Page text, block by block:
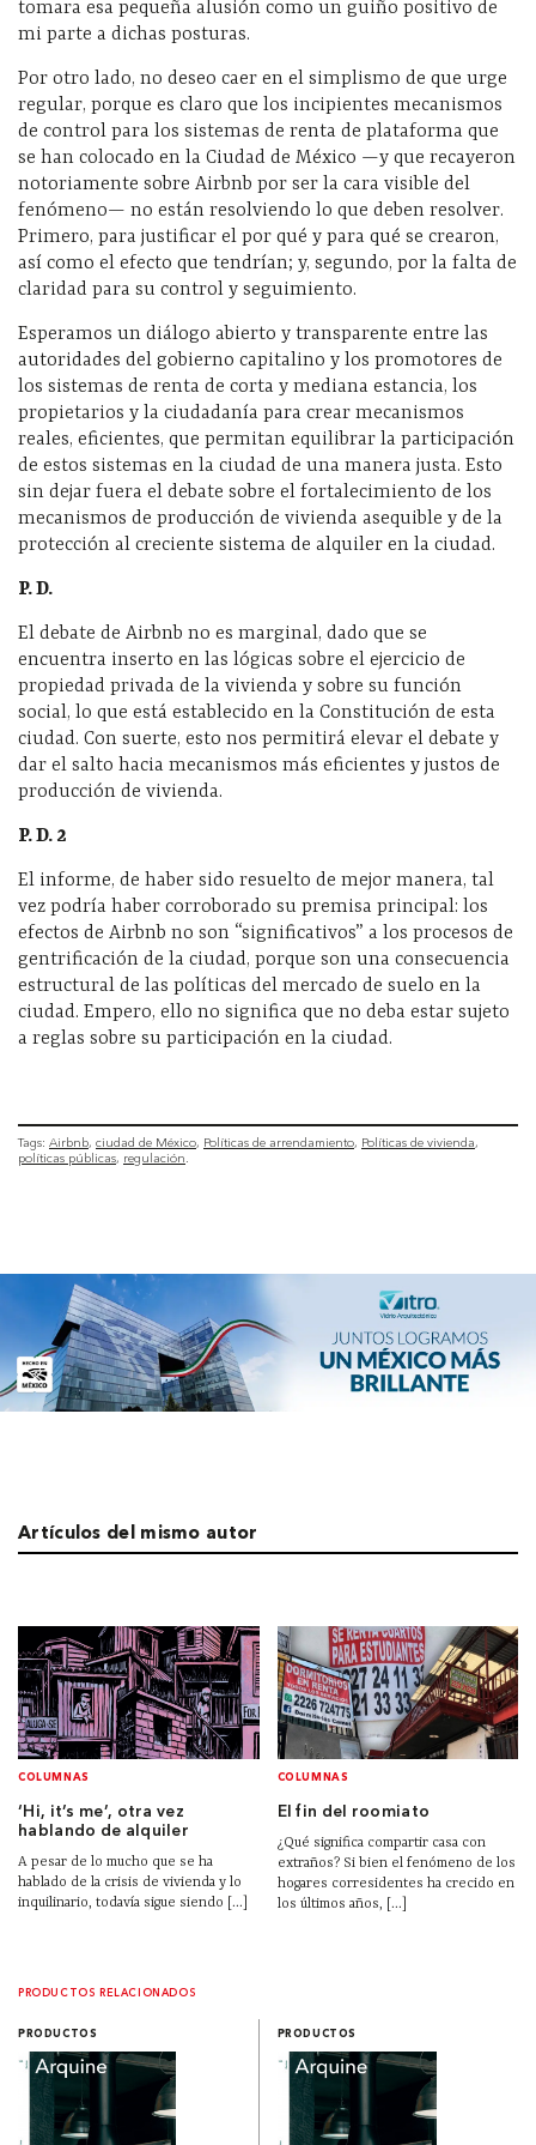
tomara esa pequeña alusión como un guiño positivo de
mi parte a dichas posturas.
Por otro lado, no deseo caer en el simplismo de que urge
regular, porque es claro que los incipientes mecanismos
de control para los sistemas de renta de plataforma que
se han colocado en la Ciudad de México —y que recayeron
notoriamente sobre Airbnb por ser la cara visible del
fenómeno— no están resolviendo lo que deben resolver.
Primero, para justificar el por qué y para qué se crearon,
así como el efecto que tendrían; y, segundo, por la falta de
claridad para su control y seguimiento.
Esperamos un diálogo abierto y transparente entre las
autoridades del gobierno capitalino y los promotores de
los sistemas de renta de corta y mediana estancia, los
propietarios y la ciudadanía para crear mecanismos
reales, eficientes, que permitan equilibrar la participación
de estos sistemas en la ciudad de una manera justa. Esto
sin dejar fuera el debate sobre el fortalecimiento de los
mecanismos de producción de vivienda asequible y de la
protección al creciente sistema de alquiler en la ciudad.
P. D.
El debate de Airbnb no es marginal, dado que se
encuentra inserto en las lógicas sobre el ejercicio de
propiedad privada de la vivienda y sobre su función
social, lo que está establecido en la Constitución de esta
ciudad. Con suerte, esto nos permitirá elevar el debate y
dar el salto hacia mecanismos más eficientes y justos de
producción de vivienda.
P. D. 2
El informe, de haber sido resuelto de mejor manera, tal
vez podría haber corroborado su premisa principal: los
efectos de Airbnb no son “significativos” a los procesos de
gentrificación de la ciudad, porque son una consecuencia
estructural de las políticas del mercado de suelo en la
ciudad. Empero, ello no significa que no deba estar sujeto
a reglas sobre su participación en la ciudad.
Tags: Airbnb ciudad de México Políticas de arrendamiento Políticas de vivienda
políticas públicas regulación
Artículos del mismo autor
COLUMNAS
‘Hi, it’s me’, otra vez
hablando de alquiler
A pesar de lo mucho que se ha
hablado de la crisis de vivienda y lo
inquilinario, todavía sigue siendo [...]
COLUMNAS
El fin del roomiato
¿Qué significa compartir casa con
extraños? Si bien el fenómeno de los
hogares corresidentes ha crecido en
los últimos años, [...]
PRODUCTOS RELACIONADOS
PRODUCTOS PRODUCTOS